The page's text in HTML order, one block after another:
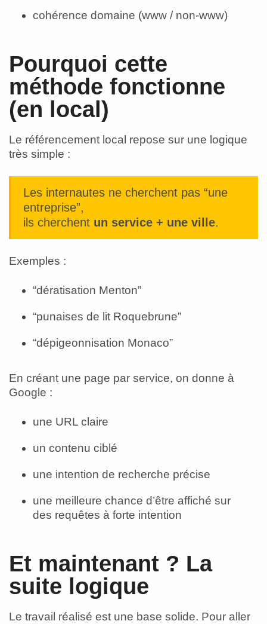
cohérence domaine (www / non-www)
Pourquoi cette
méthode fonctionne
(en local)
Le référencement local repose sur une logique
très simple :
Les internautes ne cherchent pas “une
entreprise”,
ils cherchent un service + une ville.
Exemples :
“dératisation Menton”
“punaises de lit Roquebrune”
“dépigeonnisation Monaco”
En créant une page par service, on donne à
Google :
une URL claire
un contenu ciblé
une intention de recherche précise
une meilleure chance d’être affiché sur
des requêtes à forte intention
Et maintenant ? La
suite logique
Le travail réalisé est une base solide. Pour aller